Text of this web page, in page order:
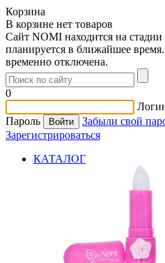
Корзина
В корзине нет товаров
Сайт NOMI находится на
планируется в ближайшее
временно отключена.
0
Пароль
Забыли свой
Зарегистрироваться
КАТАЛОГ